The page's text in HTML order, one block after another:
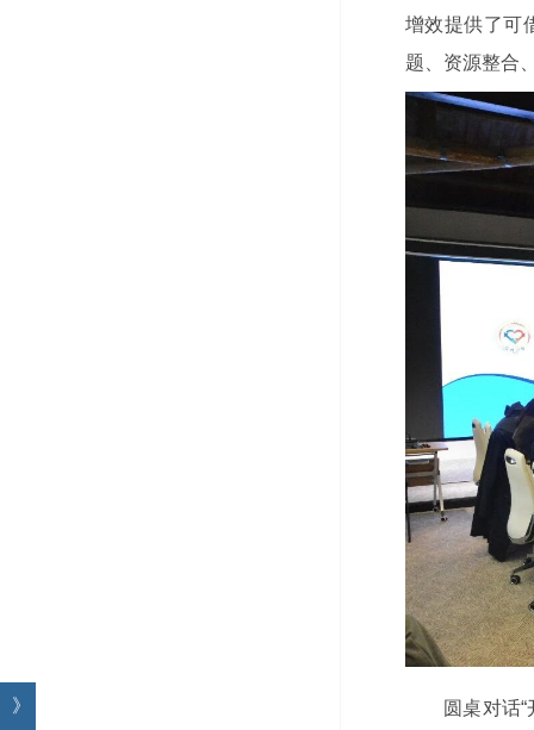
增效提供了可
题、资源整合
圆桌对话
》